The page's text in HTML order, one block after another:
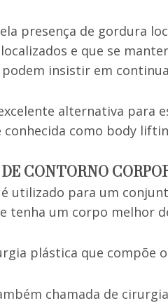
presença de gordura
e que se
insistir em
alternativa para
como body
CONTORNO
utilizado para um
tenha um corpo melhor
plástica que compõe
chamada de